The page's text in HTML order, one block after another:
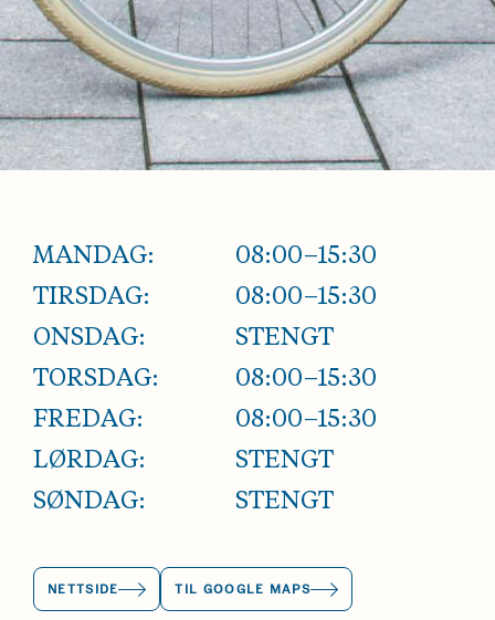
MANDAG:
08:00–15:30
TIRSDAG:
08:00–15:30
ONSDAG:
STENGT
TORSDAG:
08:00–15:30
FREDAG:
08:00–15:30
LØRDAG:
STENGT
SØNDAG:
STENGT
NETTSIDE TIL GOOGLE MAPS